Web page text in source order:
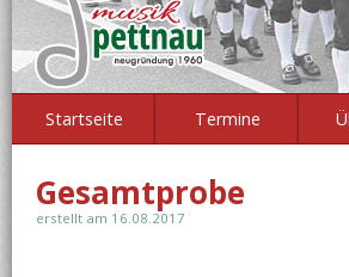
Startseite Termine
Gesamtprobe
erstellt am 16.08.2017